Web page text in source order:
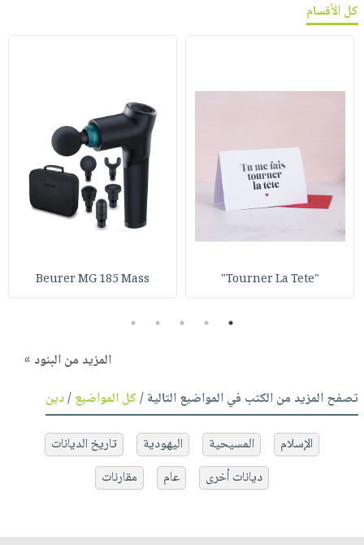
كل الأقسام
"Tourner La Tete"
Beurer MG 185 Mass
1
2
3
4
5
المزيد من البنود »
تصفح المزيد من الكتب في المواضيع التالية /كل المواضيع/دين
الإسلام المسيحية اليهودية
تاريخ الديانات
ديانات أخرى
عام مقارنات